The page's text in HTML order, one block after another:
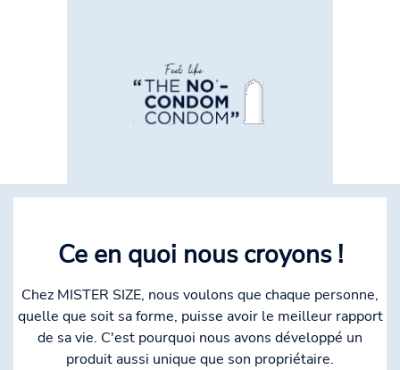
Ce en quoi nous croyons !
Chez MISTER SIZE, nous voulons que chaque personne,
quelle que soit sa forme, puisse avoir le meilleur rapport
de sa vie. C'est pourquoi nous avons développé un
produit aussi unique que son propriétaire.